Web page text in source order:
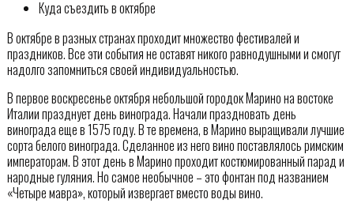
Куда съездить в октябре
В октябре в разных странах проходит множество фестивалей и
праздников. Все эти события не оставят никого равнодушными и смогут
надолго запомниться своей индивидуальностью.
В первое воскресенье октября небольшой городок Марино на востоке
Италии празднует день винограда. Начали праздновать день
винограда еще в 1575 году. В те времена, в Марино выращивали лучшие
сорта белого винограда. Сделанное из него вино поставлялось римским
императорам. В этот день в Марино проходит костюмированный парад и
народные гуляния. Но самое необычное – это фонтан под названием
«Четыре мавра», который извергает вместо воды вино.